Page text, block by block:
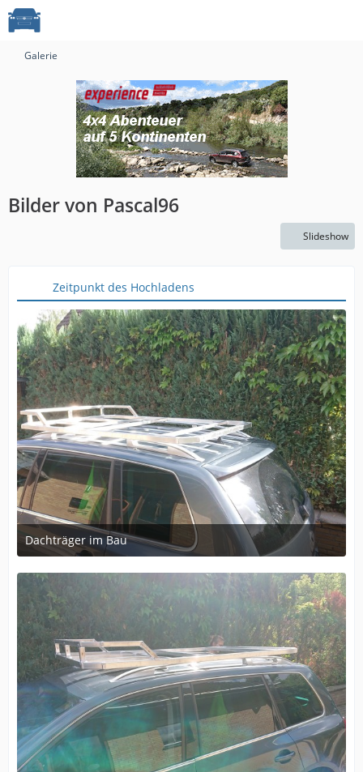
Galerie
Bilder von Pascal96
Slideshow
Zeitpunkt des Hochladens
Dachträger im Bau
8. Dezember 2024 um 10:42